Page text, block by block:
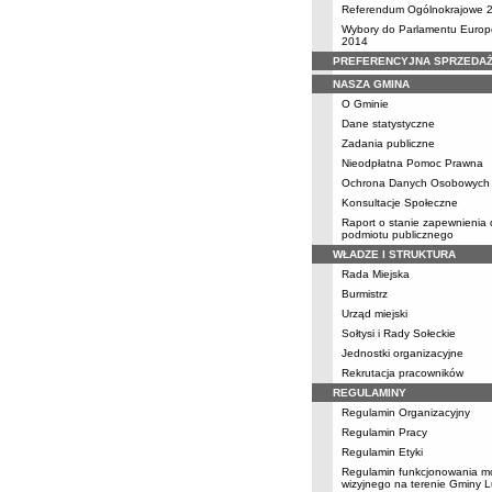
Referendum Ogólnokrajowe
Wybory do Parlamentu
2014
PREFERENCYJNA
NASZA GMINA
O Gminie
Dane statystyczne
Zadania publiczne
Nieodpłatna Pomoc Prawna
Ochrona Danych Osobowych
Konsultacje Społeczne
Raport o stanie zapewnienia
podmiotu publicznego
WŁADZE I STRUKTURA
Rada Miejska
Burmistrz
Urząd miejski
Sołtysi i Rady Sołeckie
Jednostki organizacyjne
Rekrutacja pracowników
REGULAMINY
Regulamin Organizacyjny
Regulamin Pracy
Regulamin Etyki
Regulamin funkcjonowania
wizyjnego na terenie Gminy